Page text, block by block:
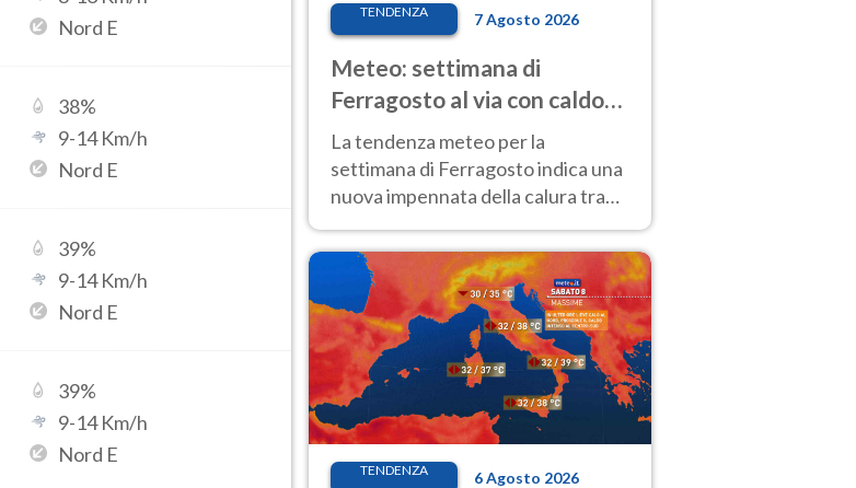
Nord E
38%
9-14Km/h
Nord E
39%
9-14Km/h
Nord E
39%
9-14Km/h
Nord E
TENDENZA 7 Agosto 2026
Meteo: settimana di
Ferragosto al via con caldo
intenso e qualche temporale
La tendenza meteo per la
settimana di Ferragosto indica una
nuova impennata della calura tra
anche al Nord.
TENDENZA 6 Agosto 2026